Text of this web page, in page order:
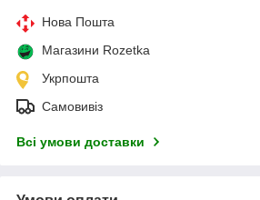
Нова Пошта
Магазини Rozetka
Укрпошта
Самовивіз
Всі умови доставки